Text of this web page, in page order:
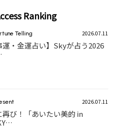
Ranking
Telling 2026.07.11
運・金運占い】Skyが占う2026
2026.07.11
再び！「あいたい美的 in